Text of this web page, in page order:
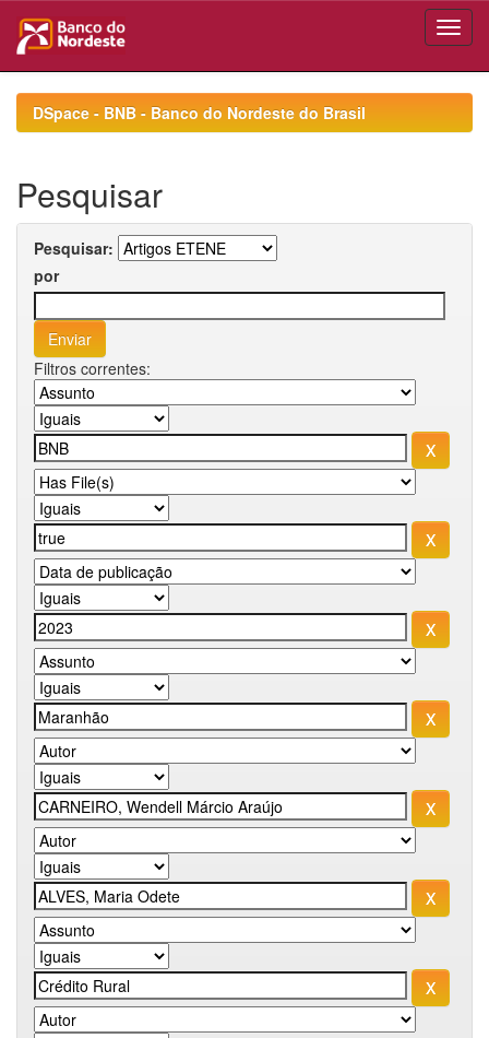
navigationDSpace - BNB - Banco do Nordeste do Brasil
Pesquisar
Pesquisar:
por
Filtros correntes: